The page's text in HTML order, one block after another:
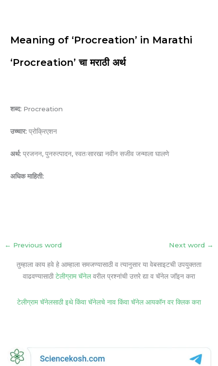
Meaning of ‘Procreation’ in Marathi
‘Procreation’ चा मराठी अर्थ
शब्द: Procreation
उच्चार: प्रोक्रिएशन
अर्थ: प्रजनन, पुनरुत्पादन, स्वतःसारखा नवीन सजीव जन्माला घालणे
अधिक माहिती:
← Previous word Next word →
तुम्हाला काय हवे हे आम्हाला समजण्यासाठी व त्यानुसार या वेबसाइटची उपयुक्तता
वाढवण्यासाठी टेलीग्राम चॅनेलवरील प्रश्नांची उत्तरे द्या व चॅनेल जॉइन करा
टेलीग्राम चॅनेलसाठी इथे किंवा चॅनेलचे नाव किंवा चॅनेल आयकॉन वर क्लिक करा